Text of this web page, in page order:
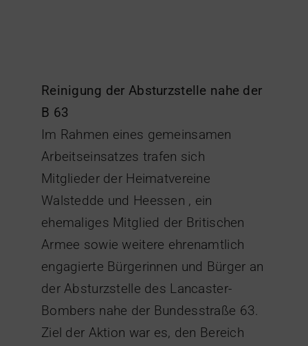
Reinigung der Absturzstelle nahe der
B 63
Im Rahmen eines gemeinsamen
Arbeitseinsatzes trafen sich
Mitglieder der Heimatvereine
Walstedde und Heessen , ein
ehemaliges Mitglied der Britischen
Armee sowie weitere ehrenamtlich
engagierte Bürgerinnen und Bürger an
der Absturzstelle des Lancaster-
Bombers nahe der Bundesstraße 63.
Ziel der Aktion war es, den Bereich